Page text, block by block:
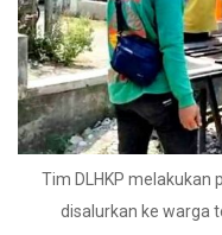
Tim DLHKP melakukan
disalurkan ke warga